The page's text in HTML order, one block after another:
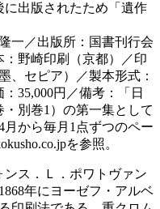
出版されたため「遺作
一／出版所：国書刊行会
：野崎印刷（京都）／印
、セピア）／製本形式：
35,000円／備考：「日
別巻1）の第一集として
から毎月1点ずつのペー
を参照。
ス．Ｌ．ポワトヴァン
年にヨーゼフ・アルベ